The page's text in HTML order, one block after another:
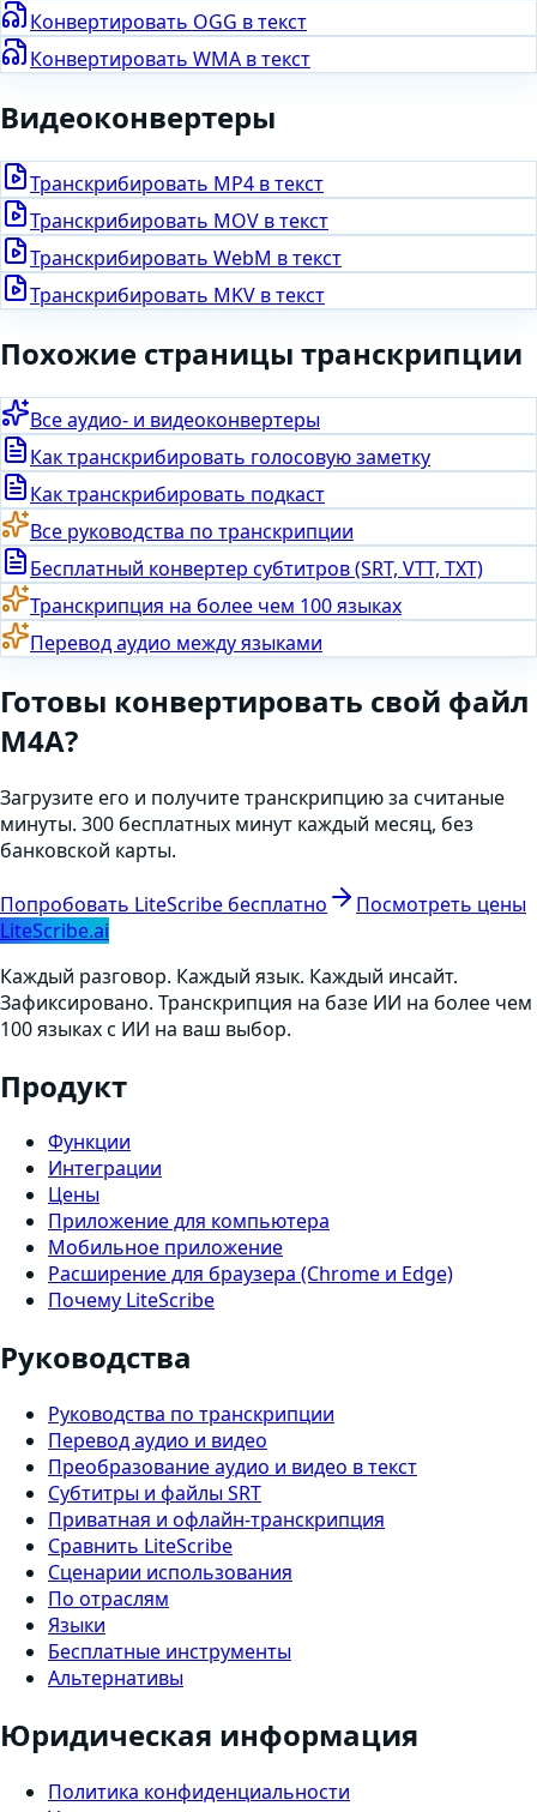
Конвертировать OGG в текст
Конвертировать WMA в текст
Видеоконвертеры
Транскрибировать MP4 в текст
Транскрибировать MOV в текст
Транскрибировать WebM в текст
Транскрибировать MKV в текст
Похожие страницы транскрипции
Все аудио- и видеоконвертеры
Как транскрибировать голосовую заметку
Как транскрибировать подкаст
Все руководства по транскрипции
Бесплатный конвертер субтитров (SRT, VTT, TXT)
Транскрипция на более чем 100 языках
Перевод аудио между языками
Готовы конвертировать свой файл
M4A?
Загрузите его и получите транскрипцию за считаные
минуты. 300 бесплатных минут каждый месяц, без
банковской карты.
Попробовать LiteScribe бесплатно
Посмотреть цены
LiteScribe.ai
Каждый разговор. Каждый язык. Каждый инсайт.
Зафиксировано. Транскрипция на базе ИИ на более чем
100 языках с ИИ на ваш выбор.
Продукт
Функции
Интеграции
Цены
Приложение для компьютера
Мобильное приложение
Расширение для браузера (Chrome и Edge)
Почему LiteScribe
Руководства
Руководства по транскрипции
Перевод аудио и видео
Преобразование аудио и видео в текст
Субтитры и файлы SRT
Приватная и офлайн-транскрипция
Сравнить LiteScribe
Сценарии использования
По отраслям
Языки
Бесплатные инструменты
Альтернативы
Юридическая информация
Политика конфиденциальности